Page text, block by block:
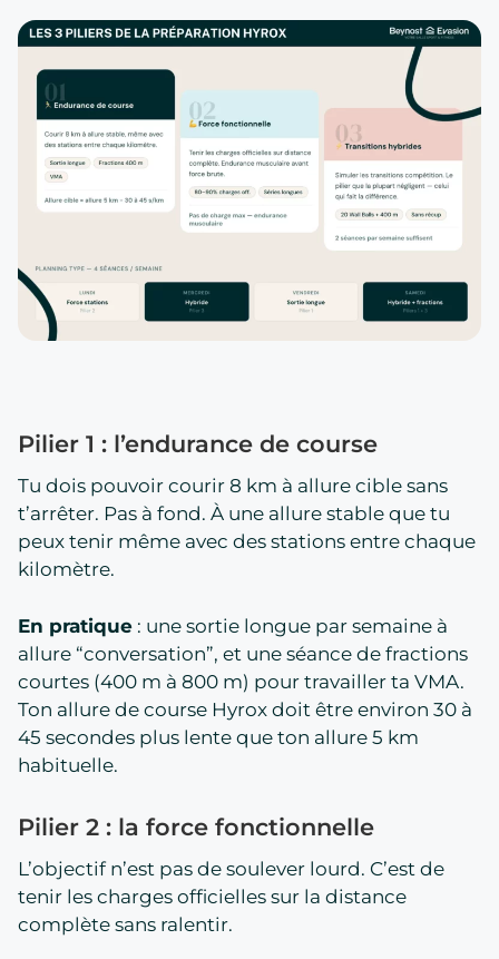
Pilier 1 : l’endurance de course
Tu dois pouvoir courir 8 km à allure cible sans
t’arrêter. Pas à fond. À une allure stable que tu
peux tenir même avec des stations entre chaque
kilomètre.
En pratique : une sortie longue par semaine à
allure “conversation”, et une séance de fractions
courtes (400 m à 800 m) pour travailler ta VMA.
Ton allure de course Hyrox doit être environ 30 à
45 secondes plus lente que ton allure 5 km
habituelle.
Pilier 2 : la force fonctionnelle
L’objectif n’est pas de soulever lourd. C’est de
tenir les charges officielles sur la distance
complète sans ralentir.